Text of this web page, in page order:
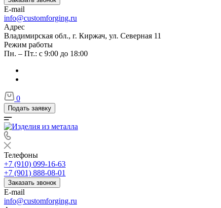
E-mail
info@customforging.ru
Адрес
Владимирская обл., г. Киржач, ул. Северная 11
Режим работы
Пн. – Пт.: с 9:00 до 18:00
0
Подать заявку
Телефоны
+7 (910) 099-16-63
+7 (901) 888-08-01
Заказать звонок
E-mail
info@customforging.ru